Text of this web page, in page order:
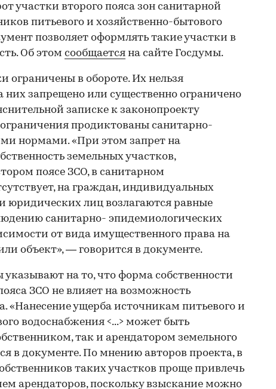
участки второго пояса зон санитарной
питьевого и хозяйственно-бытового
позволяет оформлять такие участки в
Об этом сообщается на сайте Госдумы.
ограничены в обороте. Их нельзя
них запрещено или существенно ограничено
записке к законопроекту
продиктованы санитарно-
нормами. «При этом запрет на
земельных участков,
поясе ЗСО, в санитарном
на граждан, индивидуальных
юридических лиц возлагаются равные
санитарно- эпидемиологических
от вида имущественного права на
объект», — говорится в документе.
на то, что форма собственности
ЗСО не влияет на возможность
«Нанесение ущерба источникам питьевого и
водоснабжения <...> может быть
так и арендатором земельного
в документе. По мнению авторов проекта, в
таких участков проще привлечь
арендаторов, поскольку взыскание можно